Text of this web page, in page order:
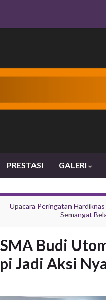
PRESTASI GALERI
Upacara Peringatan
Semangat
Budi
Jadi Aksi